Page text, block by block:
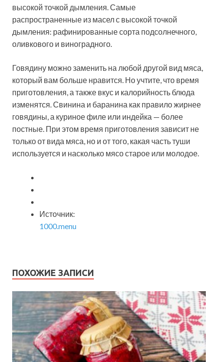
высокой точкой дымления. Самые
распространенные из масел с высокой точкой
дымления: рафинированные сорта подсолнечного,
оливкового и виноградного.
Говядину можно заменить на любой другой вид мяса,
который вам больше нравится. Но учтите, что время
приготовления, а также вкус и калорийность блюда
изменятся. Свинина и баранина как правило жирнее
говядины, а куриное филе или индейка — более
постные. При этом время приготовления зависит не
только от вида мяса, но и от того, какая часть туши
используется и насколько мясо старое или молодое.
Источник:
1000.menu
ПОХОЖИЕ ЗАПИСИ